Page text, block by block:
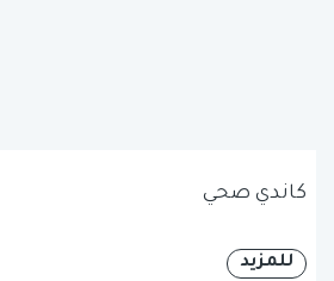
كاندي صحي
للمزيد